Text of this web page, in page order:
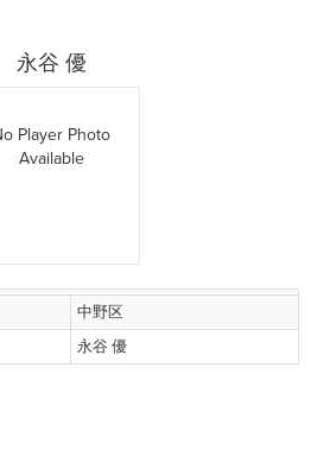
永谷 優
Player Photo
Available
中野区
永谷 優